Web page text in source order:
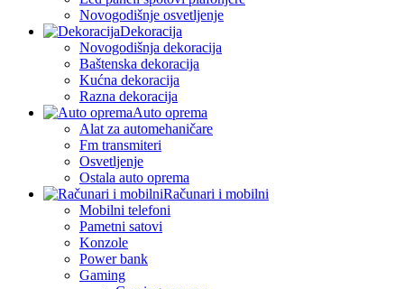
Novogodišnje osvetljenje
Dekoracija
Novogodišnja dekoracija
Baštenska dekoracija
Kućna dekoracija
Razna dekoracija
Auto oprema
Alat za automehaničare
Fm transmiteri
Osvetljenje
Ostala auto oprema
Računari i mobilni
Mobilni telefoni
Pametni satovi
Konzole
Power bank
Gaming